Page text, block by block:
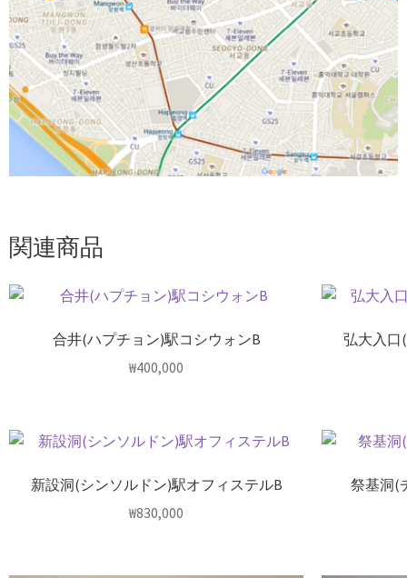
関連商品
合井(ハプチョン)駅コシウォンB
₩400,000
弘大入口
新設洞(シンソルドン)駅オフィステルB
₩830,000
祭基洞(